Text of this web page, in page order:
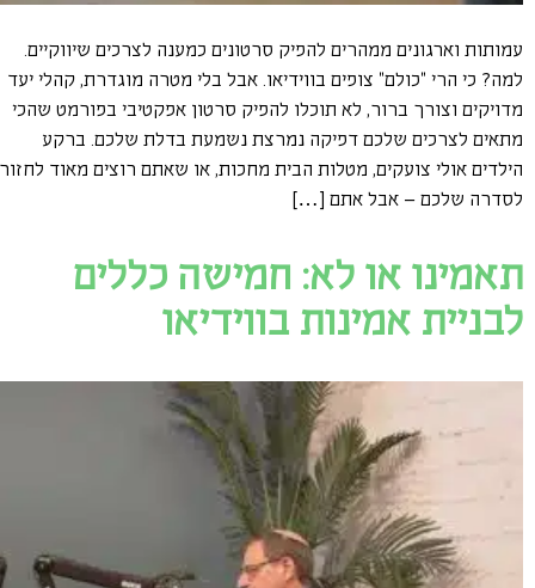
עמותות וארגונים ממהרים להפיק סרטונים כמענה לצרכים שיווקיים.
למה? כי הרי "כולם" צופים בווידיאו. אבל בלי מטרה מוגדרת, קהלי יעד
מדויקים וצורך ברור, לא תוכלו להפיק סרטון אפקטיבי בפורמט שהכי
מתאים לצרכים שלכם דפיקה נמרצת נשמעת בדלת שלכם. ברקע
הילדים אולי צועקים, מטלות הבית מחכות, או שאתם רוצים מאוד לחזור
לסדרה שלכם – אבל אתם […]
תאמינו או לא: חמישה כללים
לבניית אמינות בווידיאו